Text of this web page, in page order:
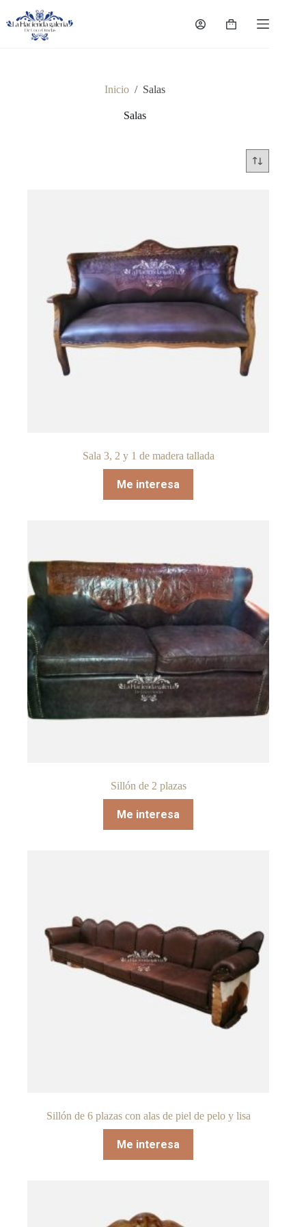
contenido
Carro
Inicio / Salas
Salas
Sala 3, 2 y 1 de madera tallada
Me interesa
Sillón de 2 plazas
Me interesa
Sillón de 6 plazas con alas de piel de pelo y lisa
Me interesa